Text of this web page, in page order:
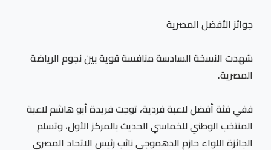
جوائز الأفضل المصرية
شهدت النسخة السادسة منافسة قوية بين نجوم الرياضة
المصرية.
ففي فئة أفضل لاعبة فردية، توجت فريدة أبو هاشم لاعبة
المنتخب الوطني للخماسي الحديث بالمركز الأول، وتسلم
الجائزة اللواء حازم الدهموجي نائب رئيس الاتحاد المصري